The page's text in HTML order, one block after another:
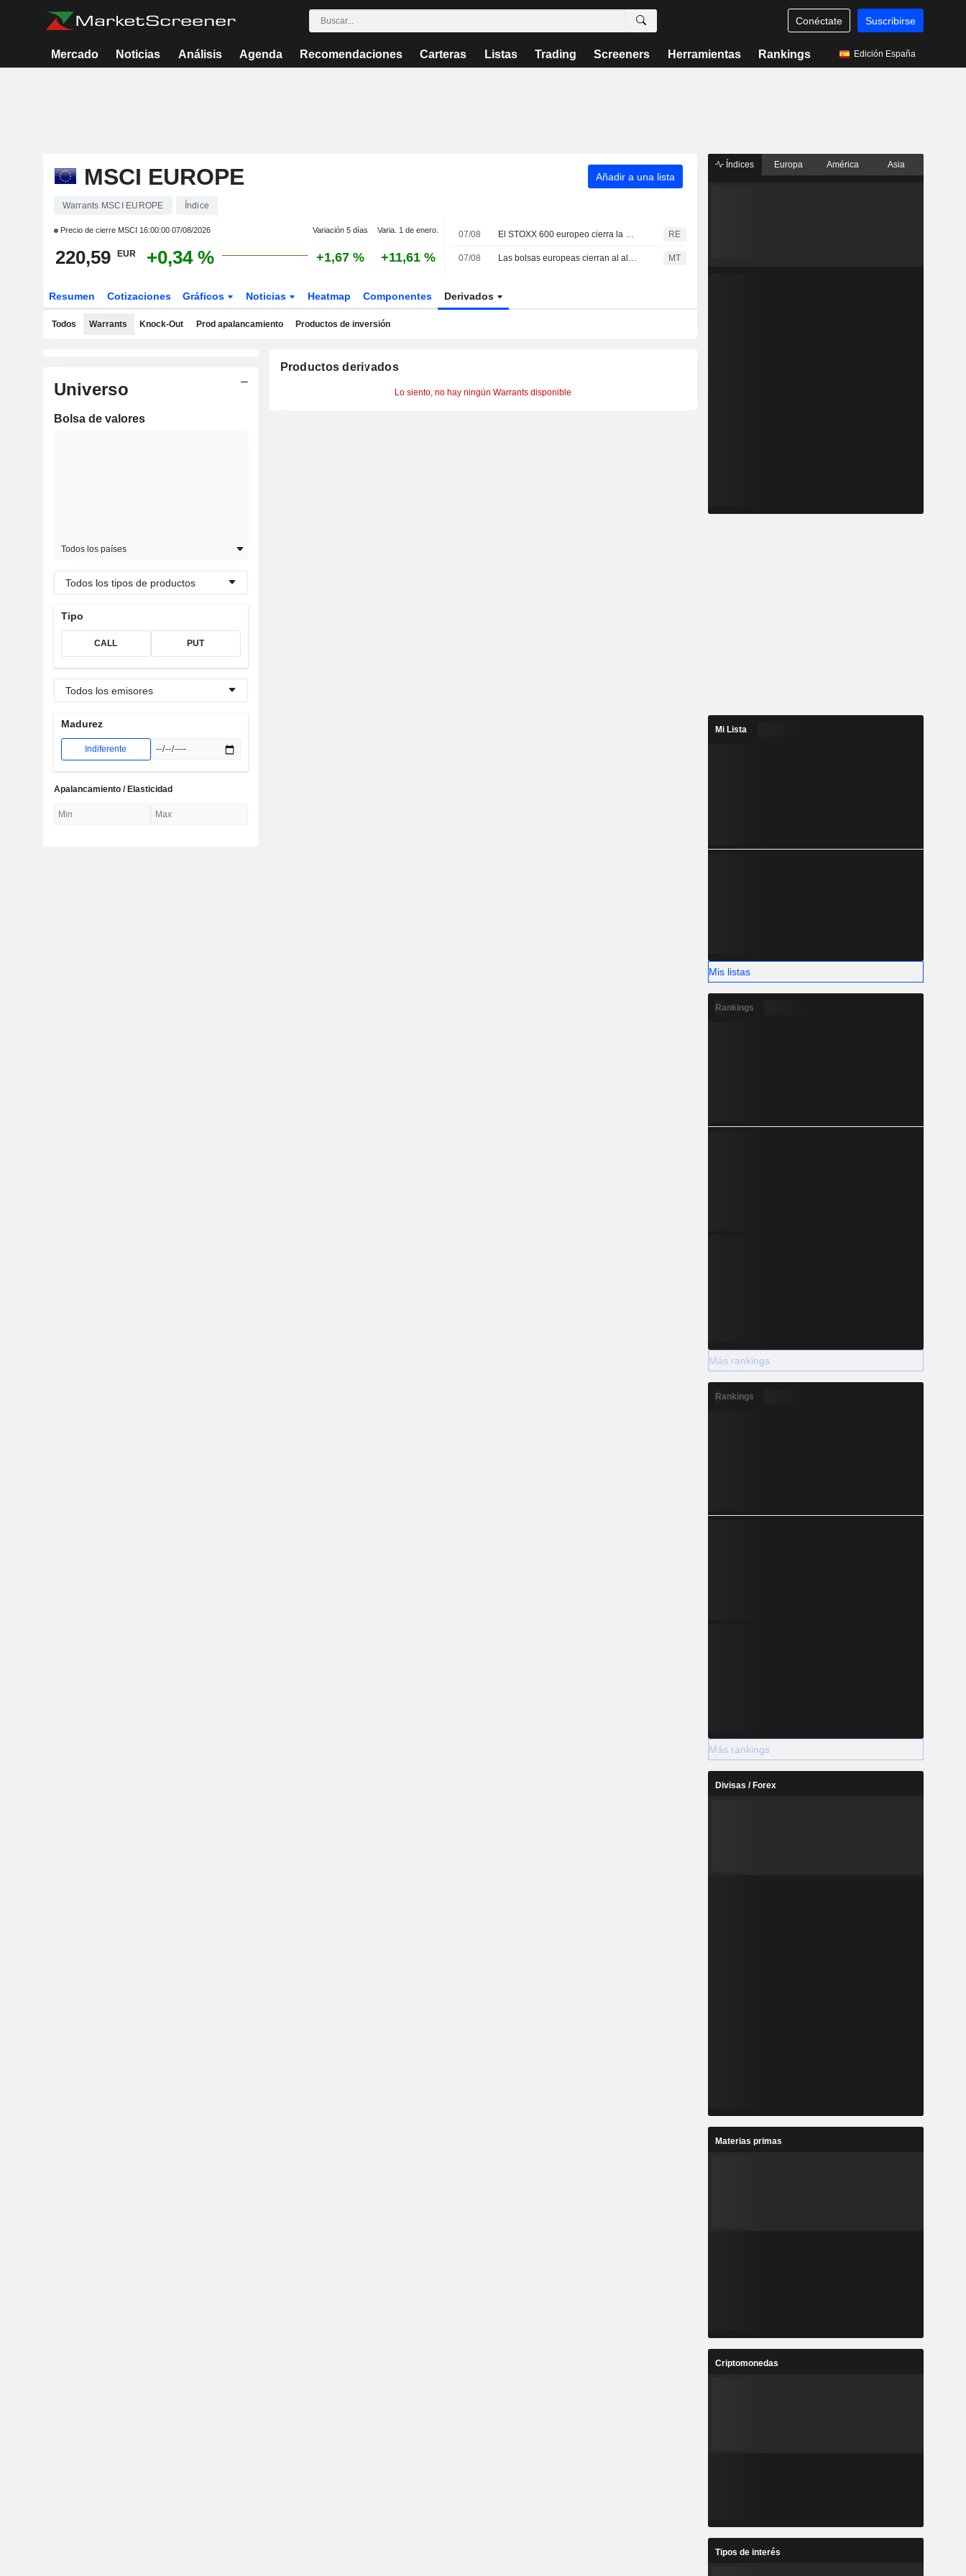
Conéctate Suscribirse
Mercado Noticias Análisis Agenda Recomendaciones Carteras Listas Trading Screeners Herramientas Rankings Edición España
MSCI EUROPE Añadir a una lista
Warrants MSCI EUROPE Índice
Precio de cierre MSCI 16:00:00 07/08/2026 Variación 5 días Varia. 1 de enero.
220,59 EUR +0,34 % +1,67 % +11,61 %
07/08 El STOXX 600 europeo cierra la semana en máximos históricos impulsado por los resultados y la debilidad del empleo en EE. UU. RE
07/08 Las bolsas europeas cierran al alza este viernes con la mirada puesta en Oriente Próximo MT
Resumen Cotizaciones Gráficos Noticias Heatmap Componentes Derivados
Todos Warrants Knock-Out Prod apalancamiento Productos de inversión
Universo
Bolsa de valores
Todos los países
Todos los tipos de productos
Tipo
CALL PUT
Todos los emisores
Madurez
Indiferente
Apalancamiento / Elasticidad
Productos derivados
Lo siento, no hay ningún Warrants disponible
Índices Europa América Asia
Mi Lista
Mis listas
Rankings
Más rankings
Rankings
Más rankings
Divisas / Forex
Materias primas
Criptomonedas
Tipos de interés